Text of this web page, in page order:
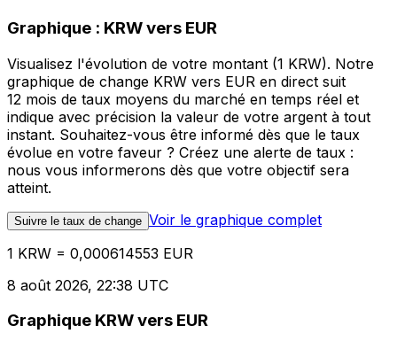
Graphique : KRW vers EUR
Visualisez l'évolution de votre montant (1 KRW). Notre
graphique de change KRW vers EUR en direct suit
12 mois de taux moyens du marché en temps réel et
indique avec précision la valeur de votre argent à tout
instant. Souhaitez-vous être informé dès que le taux
évolue en votre faveur ? Créez une alerte de taux :
nous vous informerons dès que votre objectif sera
atteint.
Suivre le taux de change Voir le graphique complet
1 KRW = 0,000614553 EUR
8 août 2026, 22:38 UTC
Graphique KRW vers EUR